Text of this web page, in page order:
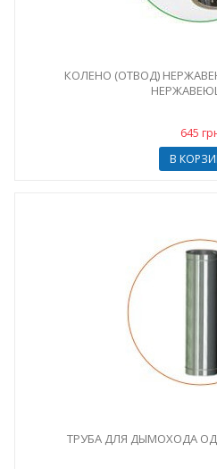
КОЛЕНО (ОТВОД)
645
В
ТРУБА ДЛЯ ДЫМОХОДА